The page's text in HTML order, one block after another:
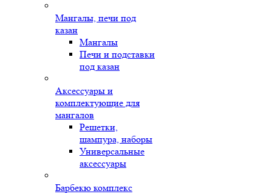
Мангалы, печи под
казан
Мангалы
Печи и подставки
под казан
Аксессуары и
комплектующие для
мангалов
Решетки,
шампура, наборы
Универсальные
аксессуары
Барбекю комплекс